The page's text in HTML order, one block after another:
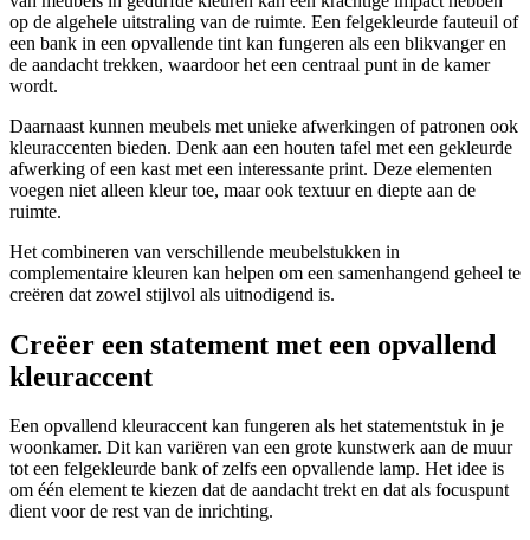
op de algehele uitstraling van de ruimte. Een felgekleurde fauteuil of
een bank in een opvallende tint kan fungeren als een blikvanger en
de aandacht trekken, waardoor het een centraal punt in de kamer
wordt.
Daarnaast kunnen meubels met unieke afwerkingen of patronen ook
kleuraccenten bieden. Denk aan een houten tafel met een gekleurde
afwerking of een kast met een interessante print. Deze elementen
voegen niet alleen kleur toe, maar ook textuur en diepte aan de
ruimte.
Het combineren van verschillende meubelstukken in
complementaire kleuren kan helpen om een samenhangend geheel te
creëren dat zowel stijlvol als uitnodigend is.
Creëer een statement met een opvallend
kleuraccent
Een opvallend kleuraccent kan fungeren als het statementstuk in je
woonkamer. Dit kan variëren van een grote kunstwerk aan de muur
tot een felgekleurde bank of zelfs een opvallende lamp. Het idee is
om één element te kiezen dat de aandacht trekt en dat als focuspunt
dient voor de rest van de inrichting.